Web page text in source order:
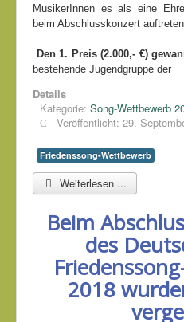
MusikerInnen es als eine
beim Abschlusskonzert
Den 1. Preis (2.000,- €)
bestehende Jugendgruppe der
Details
Kategorie: Song-Wettbewerb
Veröffentlicht: 29.
Friedenssong-Wettbewerb
Weiterlesen ...
Beim
des
2018